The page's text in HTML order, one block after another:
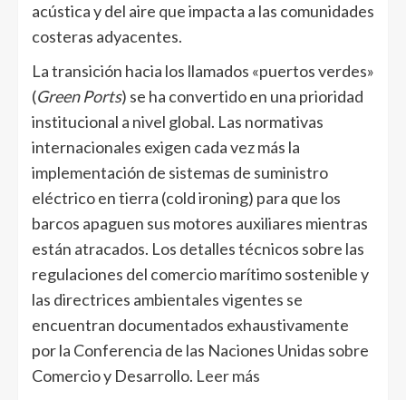
acústica y del aire que impacta a las comunidades
costeras adyacentes.
La transición hacia los llamados «puertos verdes»
(Green Ports) se ha convertido en una prioridad
institucional a nivel global. Las normativas
internacionales exigen cada vez más la
implementación de sistemas de suministro
eléctrico en tierra (cold ironing) para que los
barcos apaguen sus motores auxiliares mientras
están atracados. Los detalles técnicos sobre las
regulaciones del comercio marítimo sostenible y
las directrices ambientales vigentes se
encuentran documentados exhaustivamente
por la Conferencia de las Naciones Unidas sobre
Comercio y Desarrollo. Leer más